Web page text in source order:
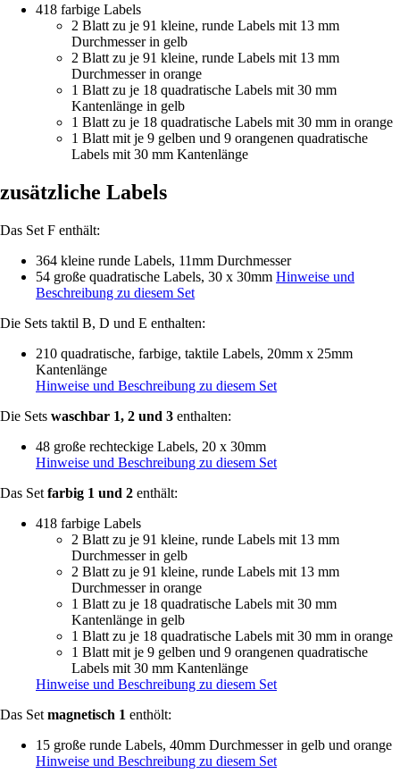
418 farbige Labels
2 Blatt zu je 91 kleine, runde Labels mit 13 mm
Durchmesser in gelb
2 Blatt zu je 91 kleine, runde Labels mit 13 mm
Durchmesser in orange
1 Blatt zu je 18 quadratische Labels mit 30 mm
Kantenlänge in gelb
1 Blatt zu je 18 quadratische Labels mit 30 mm in orange
1 Blatt mit je 9 gelben und 9 orangenen quadratische
Labels mit 30 mm Kantenlänge
zusätzliche Labels
Das Set F enthält:
364 kleine runde Labels, 11mm Durchmesser
54 große quadratische Labels, 30 x 30mm Hinweise und
Beschreibung zu diesem Set
Die Sets taktil B, D und E enthalten:
210 quadratische, farbige, taktile Labels, 20mm x 25mm
Kantenlänge
Hinweise und Beschreibung zu diesem Set
Die Sets waschbar 1, 2 und 3 enthalten:
48 große rechteckige Labels, 20 x 30mm
Hinweise und Beschreibung zu diesem Set
Das Set farbig 1 und 2 enthält:
418 farbige Labels
2 Blatt zu je 91 kleine, runde Labels mit 13 mm
Durchmesser in gelb
2 Blatt zu je 91 kleine, runde Labels mit 13 mm
Durchmesser in orange
1 Blatt zu je 18 quadratische Labels mit 30 mm
Kantenlänge in gelb
1 Blatt zu je 18 quadratische Labels mit 30 mm in orange
1 Blatt mit je 9 gelben und 9 orangenen quadratische
Labels mit 30 mm Kantenlänge
Hinweise und Beschreibung zu diesem Set
Das Set magnetisch 1 enthölt:
15 große runde Labels, 40mm Durchmesser in gelb und orange
Hinweise und Beschreibung zu diesem Set